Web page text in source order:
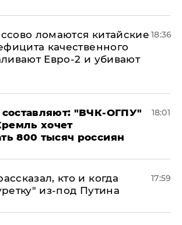
ломаются китайские
качественного
Евро-2 и убивают
18:36
"ВЧК-ОГПУ"
хочет
800 тысяч россиян
18:01
кто и когда
из-под Путина
17:59